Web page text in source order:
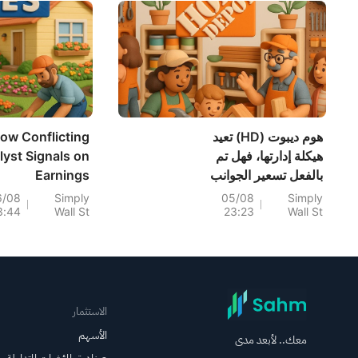
سرطان الغدد الليمفاوية الت...
هوم ديبوت (HD) تعيد
هيكلة إدارتها، فهل تم
بالفعل تسعير الجوانب
الإيجابية؟
Simply
Wall St
05/08
23:23
Conflicting
Signals on
Earnings
Expectations
Could Reframe
Simply
Wall St
08
معك.. لأبعد مدى
الاستثمار
الأسهم